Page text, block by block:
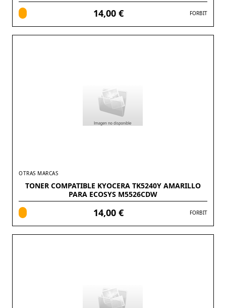
14,00 € FORBIT
OTRAS MARCAS
TONER COMPATIBLE KYOCERA TK5240Y AMARILLO
PARA ECOSYS M5526CDW
14,00 € FORBIT